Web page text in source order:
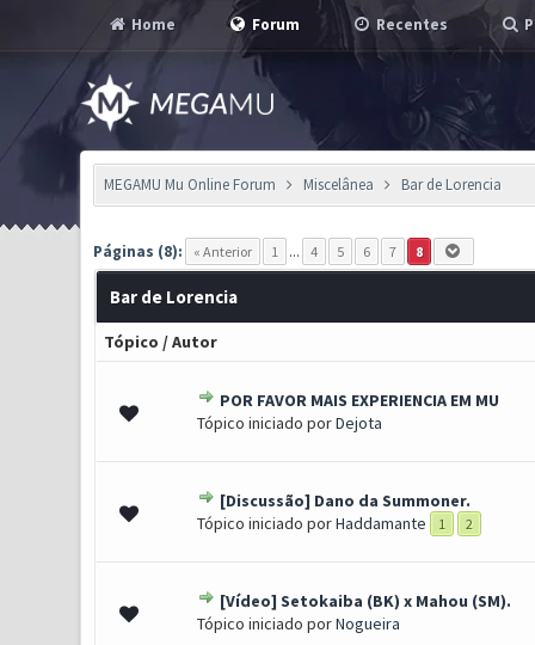
Home Forum Recentes
MEGAMU Mu Online Forum Miscelânea Bar de Lorencia
Páginas (8): « Anterior 1 ... 4 5 6 7 8
Bar de Lorencia
Tópico /Autor
POR FAVOR MAIS EXPERIENCIA EM MU
Tópico iniciado porDejota
1 Voto(s) - 5 de 5 em média
12345
[Discussão] Dano da Summoner.
Tópico iniciado porHaddamante 1 2
1 Voto(s) - 5 de 5 em média
12345
[Vídeo] Setokaiba (BK) x Mahou (SM).
Tópico iniciado porNogueira
1 Voto(s) - 5 de 5 em média
12345